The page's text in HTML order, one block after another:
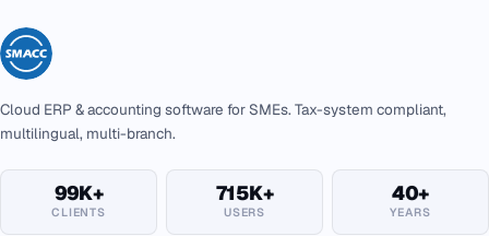
Cloud ERP & accounting software for SMEs. Tax-system compliant,
multilingual, multi-branch.
99K+
CLIENTS
715K+
USERS
40+
YEARS